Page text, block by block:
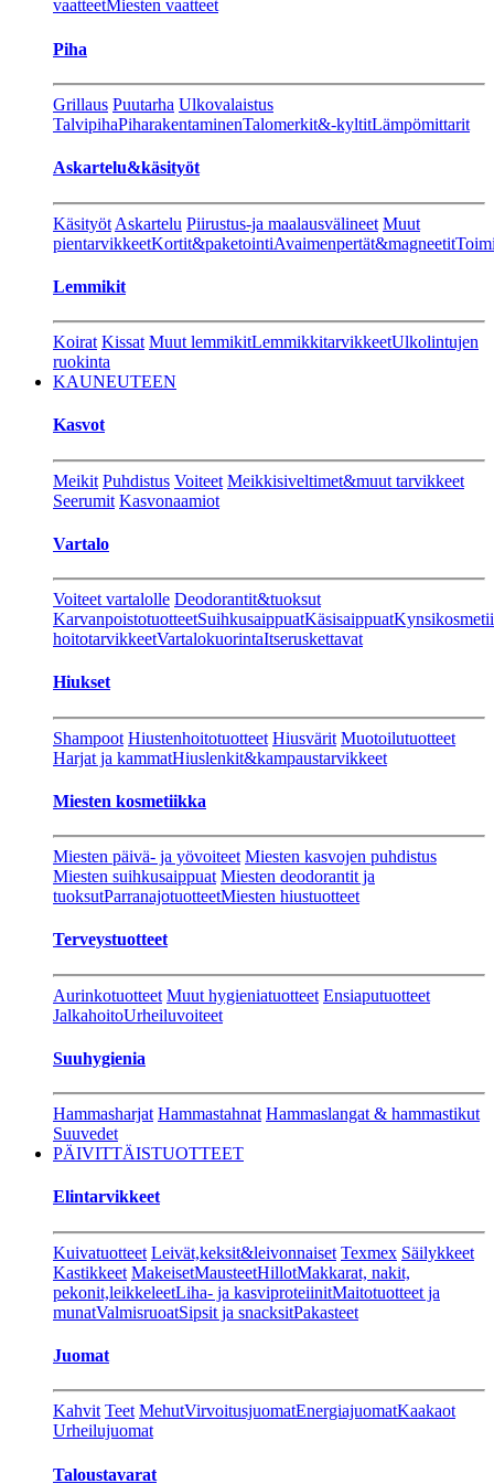
vaatteetMiesten vaatteet
Piha
Grillaus Puutarha Ulkovalaistus
TalvipihaPiharakentaminenTalomerkit&-kyltitLämpömittarit
Askartelu&käsityöt
Käsityöt Askartelu Piirustus-ja maalausvälineet Muut
pientarvikkeetKortit&paketointiAvaimenpertät&magneetit
Lemmikit
Koirat Kissat Muut lemmikitLemmikkitarvikkeetUlkolintujen
ruokinta
KAUNEUTEEN
Kasvot
Meikit Puhdistus Voiteet Meikkisiveltimet&muut tarvikkeet
Seerumit Kasvonaamiot
Vartalo
Voiteet vartalolle Deodorantit&tuoksut
KarvanpoistotuotteetSuihkusaippuatKäsisaippuat
hoitotarvikkeetVartalokuorintaItseruskettavat
Hiukset
Shampoot Hiustenhoitotuotteet Hiusvärit Muotoilutuotteet
Harjat ja kammatHiuslenkit&kampaustarvikkeet
Miesten kosmetiikka
Miesten päivä- ja yövoiteet Miesten kasvojen puhdistus
Miesten suihkusaippuat Miesten deodorantit ja
tuoksutParranajotuotteetMiesten hiustuotteet
Terveystuotteet
Aurinkotuotteet Muut hygieniatuotteet Ensiaputuotteet
JalkahoitoUrheiluvoiteet
Suuhygienia
Hammasharjat Hammastahnat Hammaslangat & hammastikut
Suuvedet
PÄIVITTÄISTUOTTEET
Elintarvikkeet
Kuivatuotteet Leivät,keksit&leivonnaiset Texmex Säilykkeet
Kastikkeet MakeisetMausteetHillotMakkarat, nakit,
pekonit,leikkeleetLiha- ja kasviproteiinitMaitotuotteet ja
munatValmisruoatSipsit ja snacksitPakasteet
Juomat
Kahvit Teet MehutVirvoitusjuomatEnergiajuomatKaakaot
Urheilujuomat
Taloustavarat